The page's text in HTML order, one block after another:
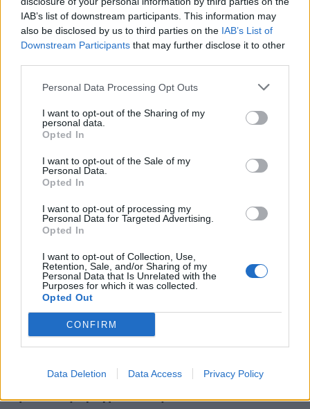
IAB’s list of downstream participants. This information may
also be disclosed by us to third parties on the IAB’s List of
Downstream Participants that may further disclose it to other
Personal Data Processing Opt Outs
I want to opt-out of the Sharing of my
personal data.
Opted In
I want to opt-out of the Sale of my
Personal Data.
Opted In
I want to opt-out of processing my
Personal Data for Targeted Advertising.
Opted In
I want to opt-out of Collection, Use,
Retention, Sale, and/or Sharing of my
Personal Data that Is Unrelated with the
Purposes for which it was collected.
Opted Out
CONFIRM
Data Deletion Data Access Privacy Policy
Λακωνία: Ο Δημήτρης Μανιατάκος ακούει
αλλά δεν μιλάει – Θα είναι υποψήφιος
δήμαρχος Ευρώτα;
06/08/2026 13:10
Δήμος Ευρώτα: Σκουριά και φθορά η